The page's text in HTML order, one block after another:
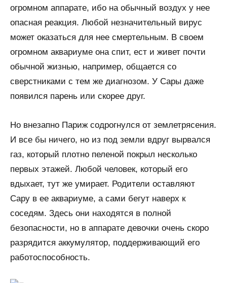
огромном аппарате, ибо на обычный воздух у нее
опасная реакция. Любой незначительный вирус
может оказаться для нее смертельным. В своем
огромном аквариуме она спит, ест и живет почти
обычной жизнью, например, общается со
сверстниками с тем же диагнозом. У Сары даже
появился парень или скорее друг.
Но внезапно Париж содрогнулся от землетрясения.
И все бы ничего, но из под земли вдруг вырвался
газ, который плотно пеленой покрыл несколько
первых этажей. Любой человек, который его
вдыхает, тут же умирает. Родители оставляют
Сару в ее аквариуме, а сами бегут наверх к
соседям. Здесь они находятся в полной
безопасности, но в аппарате девочки очень скоро
разрядится аккумулятор, поддерживающий его
работоспособность.